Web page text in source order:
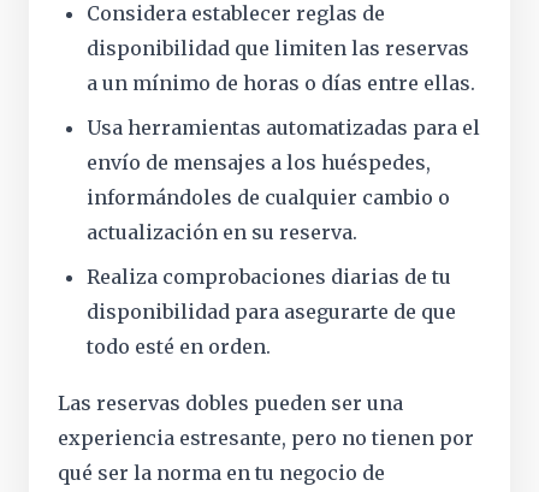
Considera establecer reglas de
disponibilidad que limiten las reservas
a un mínimo de horas o días entre ellas.
Usa herramientas automatizadas para el
envío de mensajes a los huéspedes,
informándoles de cualquier cambio o
actualización en su reserva.
Realiza comprobaciones diarias de tu
disponibilidad para asegurarte de que
todo esté en orden.
Las reservas dobles pueden ser una
experiencia estresante, pero no tienen por
qué ser la norma en tu negocio de